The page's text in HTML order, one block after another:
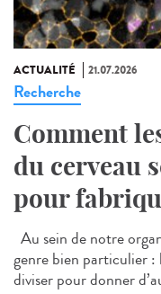
ACTUALITÉ 21.07.2026
Recherche
Comment
du cerveau
pour
Au sein de notre
genre bien particulier :
diviser pour donner